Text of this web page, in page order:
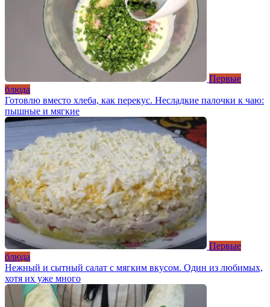
Первые
блюда
Готовлю вместо хлеба, как перекус. Несладкие палочки к чаю:
пышные и мягкие
Первые
блюда
Нежный и сытный салат с мягким вкусом. Один из любимых,
хотя их уже много